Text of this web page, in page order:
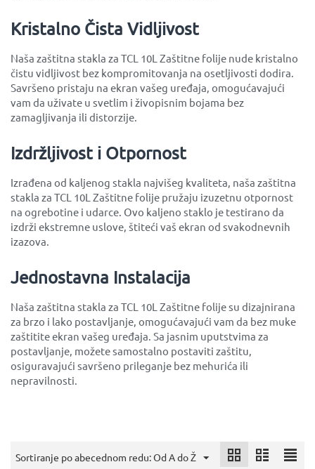
Kristalno Čista Vidljivost
Naša zaštitna stakla za TCL 10L Zaštitne folije nude kristalno
čistu vidljivost bez kompromitovanja na osetljivosti dodira.
Savršeno pristaju na ekran vašeg uređaja, omogućavajući
vam da uživate u svetlim i živopisnim bojama bez
zamagljivanja ili distorzije.
Izdržljivost i Otpornost
Izrađena od kaljenog stakla najvišeg kvaliteta, naša zaštitna
stakla za TCL 10L Zaštitne folije pružaju izuzetnu otpornost
na ogrebotine i udarce. Ovo kaljeno staklo je testirano da
izdrži ekstremne uslove, štiteći vaš ekran od svakodnevnih
izazova.
Jednostavna Instalacija
Naša zaštitna stakla za TCL 10L Zaštitne folije su dizajnirana
za brzo i lako postavljanje, omogućavajući vam da bez muke
zaštitite ekran vašeg uređaja. Sa jasnim uputstvima za
postavljanje, možete samostalno postaviti zaštitu,
osiguravajući savršeno prileganje bez mehurića ili
nepravilnosti.
Sortiranje po abecednom redu: Od A do Ž